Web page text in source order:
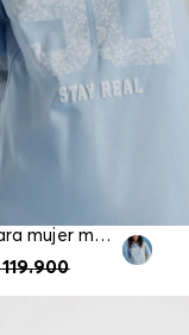
Camiseta para mujer manga corta
119.900